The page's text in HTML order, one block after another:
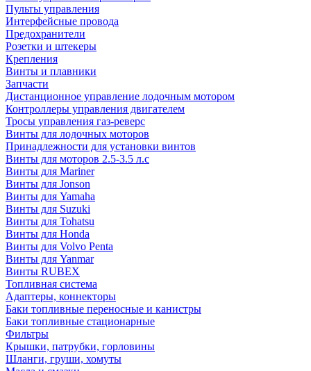
Пульты управления
Интерфейсные провода
Предохранители
Розетки и штекеры
Крепления
Винты и плавники
Запчасти
Дистанционное управление лодочным мотором
Контроллеры управления двигателем
Тросы управления газ-реверс
Винты для лодочных моторов
Принадлежности для установки винтов
Винты для моторов 2.5-3.5 л.с
Винты для Mariner
Винты для Jonson
Винты для Yamaha
Винты для Suzuki
Винты для Tohatsu
Винты для Honda
Винты для Volvo Penta
Винты для Yanmar
Винты RUBEX
Топливная система
Адаптеры, коннекторы
Баки топливные переносные и канистры
Баки топливные стационарные
Фильтры
Крышки, патрубки, горловины
Шланги, груши, хомуты